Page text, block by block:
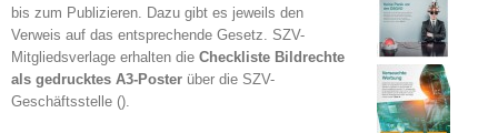
bis zum Publizieren. Dazu gibt es jeweils den
Verweis auf das entsprechende Gesetz. SZV-
Mitgliedsverlage erhalten die Checkliste Bildrechte
als gedrucktes A3-Poster über die SZV-
Geschäftsstelle ().